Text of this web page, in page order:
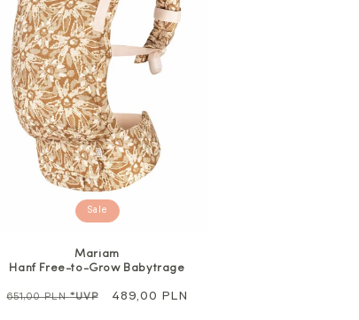
Sale
Mariam
Hanf Free-to-Grow Babytrage
Regulärer
651,00 PLN*UVP Sale
489,00 PLN